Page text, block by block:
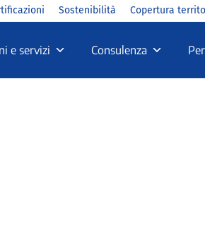
Sostenibilità Copertura
e servizi Consulenza